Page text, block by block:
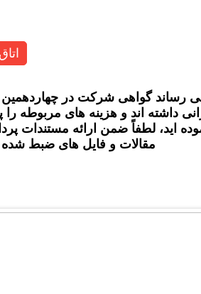
رساند گواهی شرکت در چهاردهمین
داشته اند و هزینه های مربوطه
اید، لطفاً ضمن ارائه مستندات
مقالات و فایل های ضبط